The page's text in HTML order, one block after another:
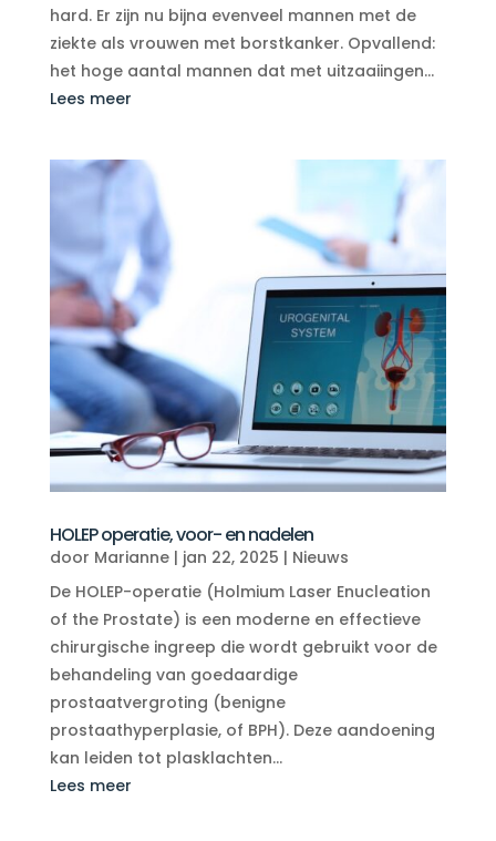
hard. Er zijn nu bijna evenveel mannen met de
ziekte als vrouwen met borstkanker. Opvallend:
het hoge aantal mannen dat met uitzaaiingen...
Lees meer
HOLEP operatie, voor- en nadelen
door Marianne| jan 22, 2025 | Nieuws
De HOLEP-operatie (Holmium Laser Enucleation
of the Prostate) is een moderne en effectieve
chirurgische ingreep die wordt gebruikt voor de
behandeling van goedaardige
prostaatvergroting (benigne
prostaathyperplasie, of BPH). Deze aandoening
kan leiden tot plasklachten...
Lees meer